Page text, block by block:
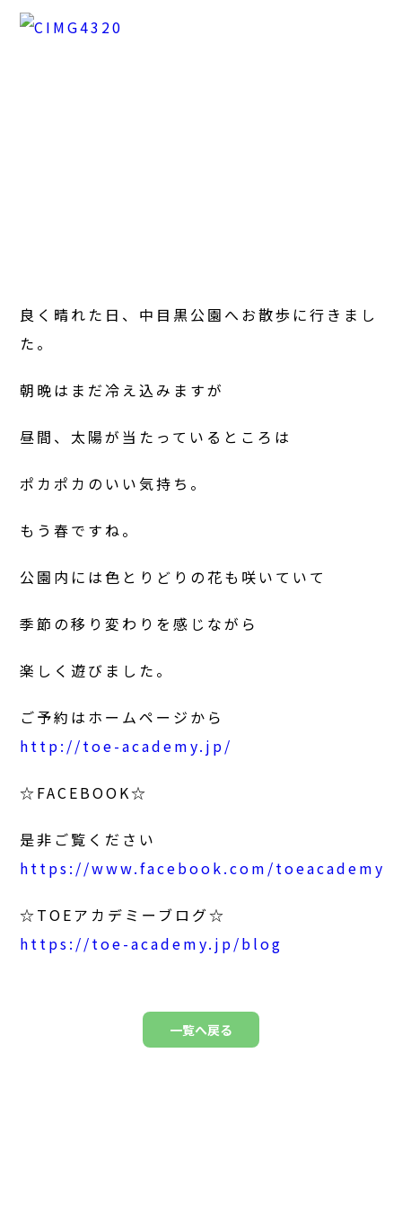
良く晴れた日、中目黒公園へお散歩に行きまし
た。
朝晩はまだ冷え込みますが
昼間、太陽が当たっているところは
ポカポカのいい気持ち。
もう春ですね。
公園内には色とりどりの花も咲いていて
季節の移り変わりを感じながら
楽しく遊びました。
ご予約はホームページから
http://toe-academy.jp/
☆FACEBOOK☆
是非ご覧ください
https://www.facebook.com/toeacademy
☆TOEアカデミーブログ☆
https://toe-academy.jp/blog
一覧へ戻る